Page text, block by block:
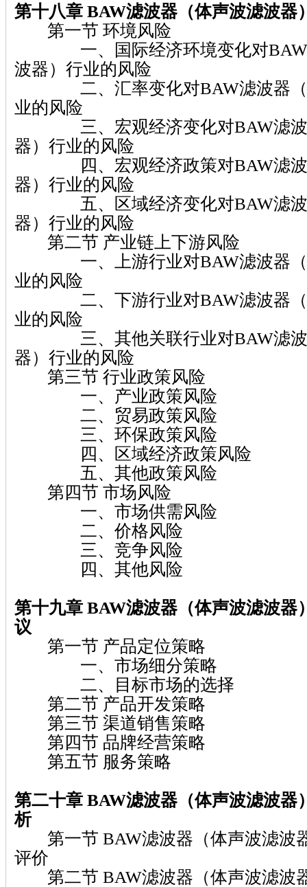
第十八章 BAW滤波器（体声波滤波器
第一节 环境风险
一、国际经济环境变化对BAW
波器）行业的风险
二、汇率变化对BAW滤波器（
业的风险
三、宏观经济变化对BAW滤波
器）行业的风险
四、宏观经济政策对BAW滤波
器）行业的风险
五、区域经济变化对BAW滤波
器）行业的风险
第二节 产业链上下游风险
一、上游行业对BAW滤波器（
业的风险
二、下游行业对BAW滤波器（
业的风险
三、其他关联行业对BAW滤波
器）行业的风险
第三节 行业政策风险
一、产业政策风险
二、贸易政策风险
三、环保政策风险
四、区域经济政策风险
五、其他政策风险
第四节 市场风险
一、市场供需风险
二、价格风险
三、竞争风险
四、其他风险
第十九章 BAW滤波器（体声波滤波器
议
第一节 产品定位策略
一、市场细分策略
二、目标市场的选择
第二节 产品开发策略
第三节 渠道销售策略
第四节 品牌经营策略
第五节 服务策略
第二十章 BAW滤波器（体声波滤波器
析
第一节 BAW滤波器（体声波滤波
评价
第二节 BAW滤波器（体声波滤波